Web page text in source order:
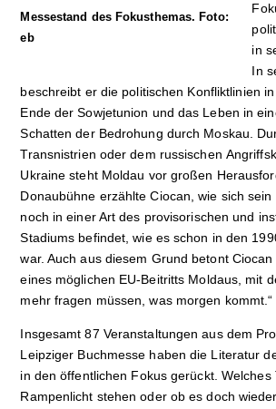
Messestand des Fokusthemas. Foto:
eb
in
In
beschreibt er die politischen Konfliktlinien
Ende der Sowjetunion und das Leben in
Schatten der Bedrohung durch Moskau.
Transnistrien oder dem russischen
Ukraine steht Moldau vor großen
Donaubühne erzählte Ciocan, wie sich
noch in einer Art des provisorischen und
Stadiums befindet, wie es schon in den
war. Auch aus diesem Grund betont
eines möglichen EU-Beitritts Moldaus, mit
mehr fragen müssen, was morgen kommt.“
Insgesamt 87 Veranstaltungen aus dem
Leipziger Buchmesse haben die Literatur
in den öffentlichen Fokus gerückt. Welches
Rampenlicht stehen oder ob es doch